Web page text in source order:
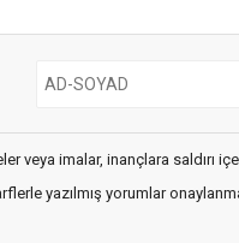
veya imalar, inançlara saldırı
yazılmış yorumlar